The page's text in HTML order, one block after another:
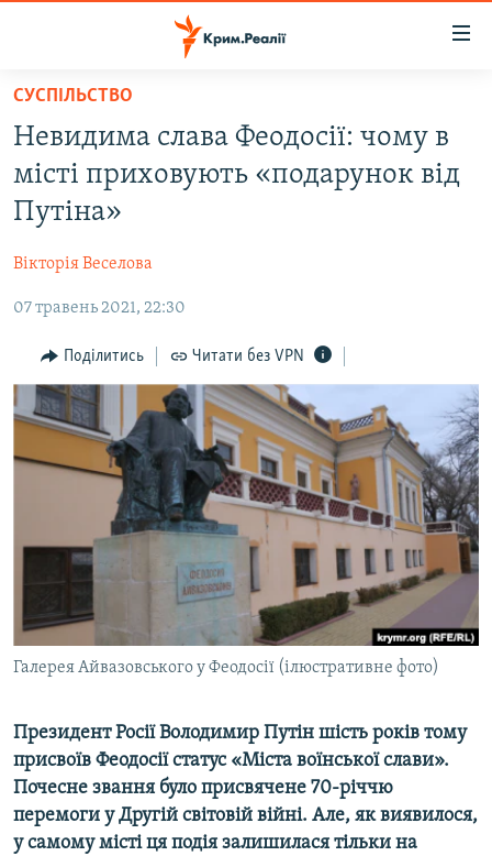
Перейти
основного
матеріалу
Перейти
до
основної
навігації
Перейти
пошуку
ВОДА.КРИМ
ВІДЕО ТА ФОТО
БЛОГИ
ПОГЛЯД
ІНТЕРВ'Ю
ВСЕ ЗА ДЕНЬ
СПЕЦПРОЕКТИ
ДЕПОРТАЦІЯ
ВІДЕОУРОКИ «ELIFBE»
СВІДЧЕННЯ ОКУПАЦІЇ
УКРАЇНСЬКА ПРОБЛЕМА КРИМУ
ІНФОГРАФІКА
ЯК ОБІЙТИ БЛОКУВАННЯ
Qırımtatar
ДОЛУЧАЙСЯ!
Усі сайти RFE/RL
СУСПІЛЬСТВО
Невидима слава Феодосії: чому в
місті приховують «подарунок від
Путіна»
Вікторія Веселова
07 травень 2021, 22:30
Поділитись Читати без VPN
Галерея Айвазовського у Феодосії (ілюстративне фото)
Президент Росії Володимир Путін шість років тому
присвоїв Феодосії статус «Міста воїнської слави».
Почесне звання було присвячене 70-річчю
перемоги у Другій світовій війні. Але, як виявилося,
у самому місті ця подія залишилася тільки на